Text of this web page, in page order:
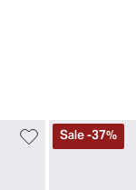
Sale-37%